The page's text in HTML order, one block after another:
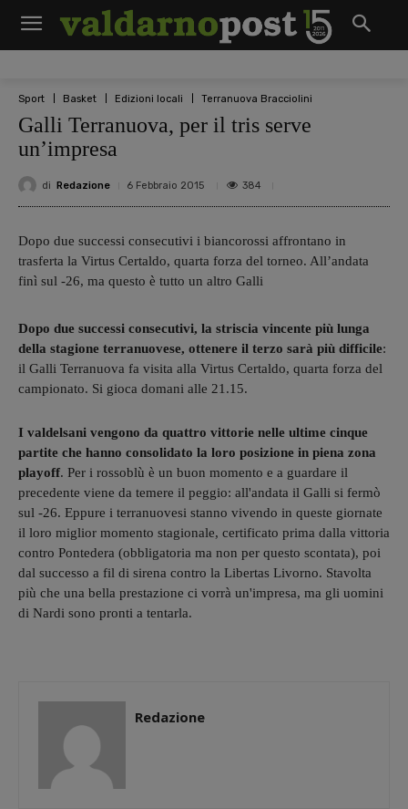
Sport Basket Edizioni locali Terranuova Bracciolini
Galli Terranuova, per il tris serve
un’impresa
di Redazione 6 Febbraio 2015 384
Dopo due successi consecutivi i biancorossi affrontano in
trasferta la Virtus Certaldo, quarta forza del torneo. All’andata
finì sul -26, ma questo è tutto un altro Galli
Dopo due successi consecutivi, la striscia vincente più lunga
della stagione terranuovese, ottenere il terzo sarà più difficile:
il Galli Terranuova fa visita alla Virtus Certaldo, quarta forza del
campionato. Si gioca domani alle 21.15.
I valdelsani vengono da quattro vittorie nelle ultime cinque
partite che hanno consolidato la loro posizione in piena zona
playoff. Per i rossoblù è un buon momento e a guardare il
precedente viene da temere il peggio: all'andata il Galli si fermò
sul -26. Eppure i terranuovesi stanno vivendo in queste giornate
il loro miglior momento stagionale, certificato prima dalla vittoria
contro Pontedera (obbligatoria ma non per questo scontata), poi
dal successo a fil di sirena contro la Libertas Livorno. Stavolta
più che una bella prestazione ci vorrà un'impresa, ma gli uomini
di Nardi sono pronti a tentarla.
Redazione